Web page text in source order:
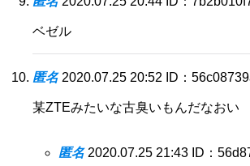
ベゼル
匿名 2020.07.25 20:52 ID：
某ZTEみたいな古臭いもんだなおい
匿名 2020.07.25 21:43 ID：